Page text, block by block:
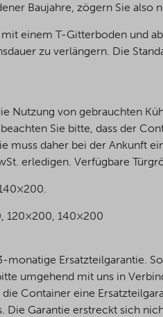
Baujahre, zögern Sie also
einem T-Gitterboden und
zu verlängern. Die
Nutzung von gebrauchten
Sie bitte, dass der
muss daher bei der Ankunft
erledigen. Verfügbare
120×200, 140×200
Ersatzteilgarantie.
umgehend mit uns in
Container eine
Garantie erstreckt sich